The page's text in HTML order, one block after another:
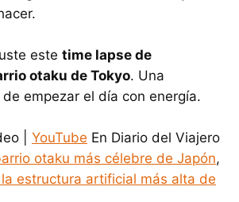
este time lapse de
otaku de Tokyo. Una
empezar el día con energía.
| YouTube En Diario del Viajero
otaku más célebre de Japón,
estructura artificial más alta de